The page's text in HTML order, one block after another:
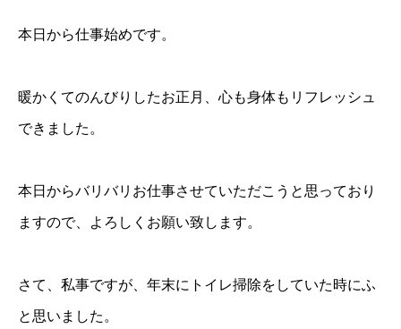
本日から仕事始めです。
暖かくてのんびりしたお正月、心も身体もリフレッシュ
できました。
本日からバリバリお仕事させていただこうと思っており
ますので、よろしくお願い致します。
さて、私事ですが、年末にトイレ掃除をしていた時にふ
と思いました。